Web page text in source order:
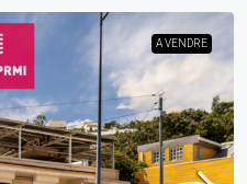
A VENDRE